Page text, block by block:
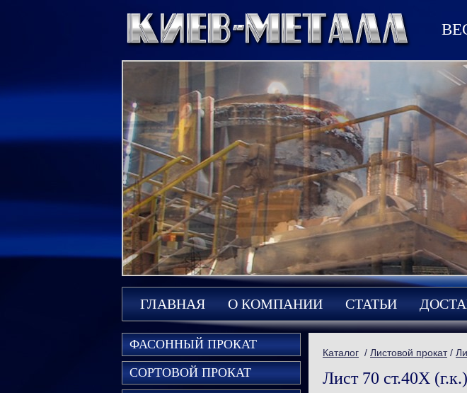
ГЛАВНАЯ О КОМПАНИИ СТАТЬИ
ФАСОННЫЙ ПРОКАТ
СОРТОВОЙ ПРОКАТ
Каталог / Листовой прокат/
Лист 70 ст.40Х (г.к.)